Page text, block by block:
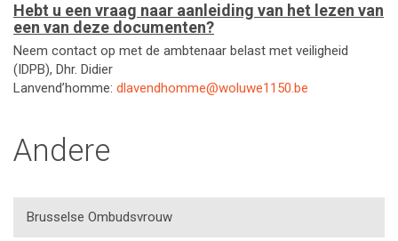
Hebt u een vraag naar aanleiding van het lezen van
een van deze documenten?
Neem contact op met de ambtenaar belast met veiligheid
(IDPB), Dhr. Didier
Lanvend’homme: dlavendhomme@woluwe1150.be
Andere
Brusselse Ombudsvrouw